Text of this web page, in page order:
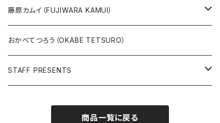
直筆サイン入り
版上サイン【新作】
グッズ
ガブリエーレ・デッロット版画
SPIDER MAN
BATMAN
人気作品TOP5
藤原カムイ（FUJIWARA KAMUI）
複製原画
おかべてつろう（OKABE TETSURO）
STAFF PRESENTS
商品一覧に戻る